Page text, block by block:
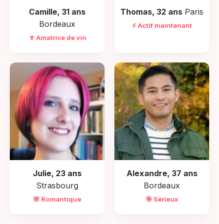
Camille, 31 ans
Bordeaux
🍷 Amatrice de vin
Thomas, 32 ans Paris
⚡ Actif maintenant
Julie, 23 ans
Strasbourg
🌸 Romantique
Alexandre, 37 ans
Bordeaux
🎯 Sérieux